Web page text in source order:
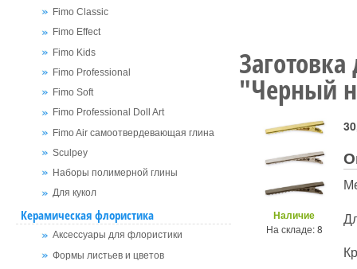
Fimo Classic
Fimo Effect
Fimo Kids
Fimo Professional
Fimo Soft
Fimo Professional Doll Art
Fimo Air самоотвердевающая глина
Sculpey
Наборы полимерной глины
Для кукол
Керамическая флористика
Аксессуары для флористики
Формы листьев и цветов
"Черный
Наличие
На складе: 8